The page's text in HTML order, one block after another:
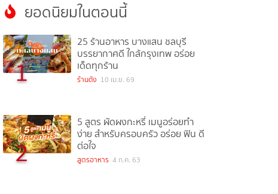
ยอดนิยมในตอนนี้
1
25 ร้านอาหาร บางแสน ชลบุรี
บรรยากาศดี ใกล้กรุงเทพ อร่อย
เด็ดทุกร้าน
ร้านดัง 10 เม.ย. 69
2
5 สูตร ผัดผงกะหรี่ เมนูอร่อยทำ
ง่าย สำหรับครอบครัว อร่อย ฟิน ดี
ต่อใจ
สูตรอาหาร 4 ก.ค. 63